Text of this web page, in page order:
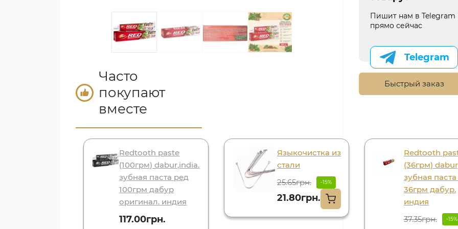
Часто
покупают
вместе
Redtooth paste
(100грм) dabur,india.
зубная паста ред
100грм дабур
оригинал. индия
117.00грн.
Языкочистка из
стали
25.65грн.
-15%
21.80грн.
Redtooth
(36грм)
зубная
36грм дабур.
индия
37.35грн.
-15%
Пишит нам в Telegram
прямо сейчас
Telegram
Быстрый заказ